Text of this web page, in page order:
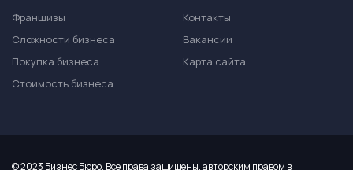
Франшизы
Сложности бизнеса
Покупка бизнеса
Стоимость бизнеса
Контакты
Вакансии
Карта сайта
© 2023 Бизнес Бюро. Все права защищены, авторским правом в